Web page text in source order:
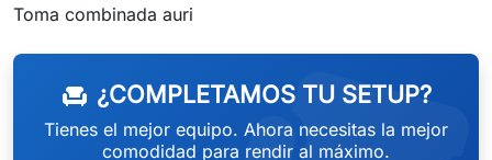
Toma combinada auri
chair ¿COMPLETAMOS TU SETUP?
Tienes el mejor equipo. Ahora necesitas la mejor
comodidad para rendir al máximo.